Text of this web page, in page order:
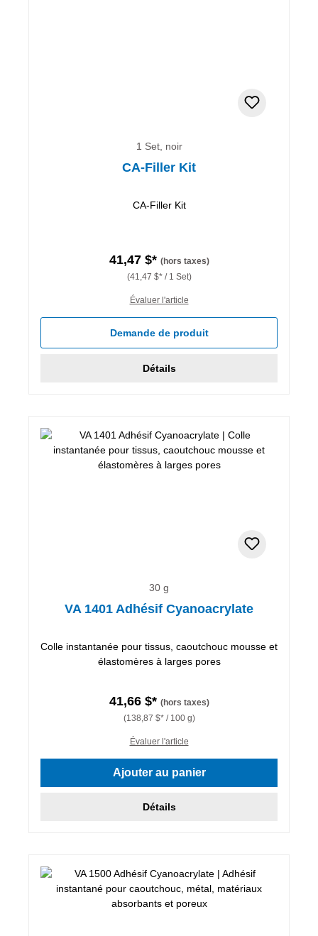
1 Set, noir
CA-Filler Kit
CA-Filler Kit
41,47 $* (hors taxes)
(41,47 $* / 1 Set)
Évaluer l'article
Demande de produit
Détails
30 g
VA 1401 Adhésif Cyanoacrylate
Colle instantanée pour tissus, caoutchouc mousse et
élastomères à larges pores
41,66 $* (hors taxes)
(138,87 $* / 100 g)
Évaluer l'article
Ajouter au panier
Détails